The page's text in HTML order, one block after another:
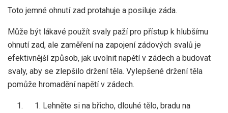
Toto jemné ohnutí zad protahuje a posiluje záda.
Může být lákavé použít svaly paží pro přístup k hlubšímu
ohnutí zad, ale zaměření na zapojení zádových svalů je
efektivnější způsob, jak uvolnit napětí v zádech a budovat
svaly, aby se zlepšilo držení těla. Vylepšené držení těla
pomůže hromadění napětí v zádech.
Lehněte si na břicho, dlouhé tělo, bradu na